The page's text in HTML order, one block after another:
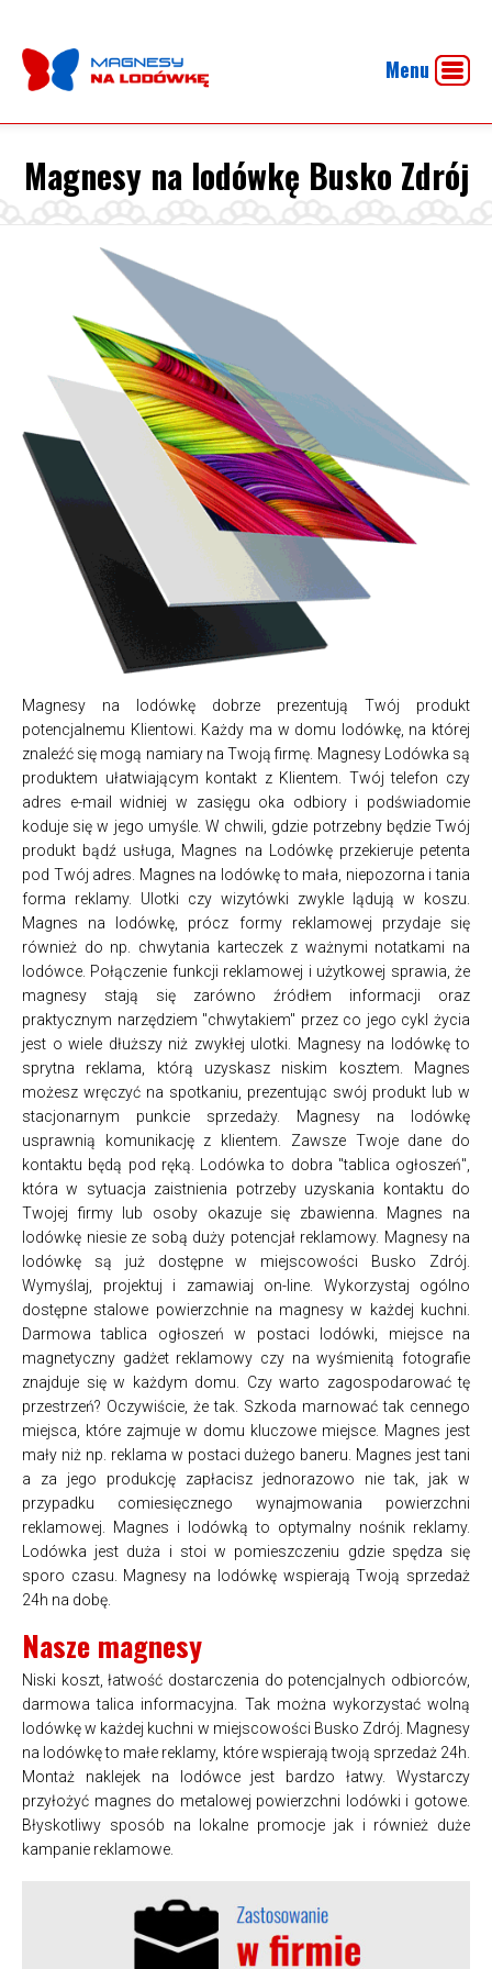
Menu
Magnesy na lodówkę Busko Zdrój
Magnesy na lodówkę dobrze prezentują Twój produkt
potencjalnemu Klientowi. Każdy ma w domu lodówkę, na której
znaleźć się mogą namiary na Twoją firmę. Magnesy Lodówka są
produktem ułatwiającym kontakt z Klientem. Twój telefon czy
adres e-mail widniej w zasięgu oka odbiory i podświadomie
koduje się w jego umyśle. W chwili, gdzie potrzebny będzie Twój
produkt bądź usługa, Magnes na Lodówkę przekieruje petenta
pod Twój adres. Magnes na lodówkę to mała, niepozorna i tania
forma reklamy. Ulotki czy wizytówki zwykle lądują w koszu.
Magnes na lodówkę, prócz formy reklamowej przydaje się
również do np. chwytania karteczek z ważnymi notatkami na
lodówce. Połączenie funkcji reklamowej i użytkowej sprawia, że
magnesy stają się zarówno źródłem informacji oraz
praktycznym narzędziem "chwytakiem" przez co jego cykl życia
jest o wiele dłuższy niż zwykłej ulotki. Magnesy na lodówkę to
sprytna reklama, którą uzyskasz niskim kosztem. Magnes
możesz wręczyć na spotkaniu, prezentując swój produkt lub w
stacjonarnym punkcie sprzedaży. Magnesy na lodówkę
usprawnią komunikację z klientem. Zawsze Twoje dane do
kontaktu będą pod ręką. Lodówka to dobra "tablica ogłoszeń",
która w sytuacja zaistnienia potrzeby uzyskania kontaktu do
Twojej firmy lub osoby okazuje się zbawienna. Magnes na
lodówkę niesie ze sobą duży potencjał reklamowy. Magnesy na
lodówkę są już dostępne w miejscowości Busko Zdrój.
Wymyślaj, projektuj i zamawiaj on-line. Wykorzystaj ogólno
dostępne stalowe powierzchnie na magnesy w każdej kuchni.
Darmowa tablica ogłoszeń w postaci lodówki, miejsce na
magnetyczny gadżet reklamowy czy na wyśmienitą fotografie
znajduje się w każdym domu. Czy warto zagospodarować tę
przestrzeń? Oczywiście, że tak. Szkoda marnować tak cennego
miejsca, które zajmuje w domu kluczowe miejsce. Magnes jest
mały niż np. reklama w postaci dużego baneru. Magnes jest tani
a za jego produkcję zapłacisz jednorazowo nie tak, jak w
przypadku comiesięcznego wynajmowania powierzchni
reklamowej. Magnes i lodówką to optymalny nośnik reklamy.
Lodówka jest duża i stoi w pomieszczeniu gdzie spędza się
sporo czasu. Magnesy na lodówkę wspierają Twoją sprzedaż
24h na dobę.
Nasze magnesy
Niski koszt, łatwość dostarczenia do potencjalnych odbiorców,
darmowa talica informacyjna. Tak można wykorzystać wolną
lodówkę w każdej kuchni w miejscowości Busko Zdrój. Magnesy
na lodówkę to małe reklamy, które wspierają twoją sprzedaż 24h.
Montaż naklejek na lodówce jest bardzo łatwy. Wystarczy
przyłożyć magnes do metalowej powierzchni lodówki i gotowe.
Błyskotliwy sposób na lokalne promocje jak i również duże
kampanie reklamowe.